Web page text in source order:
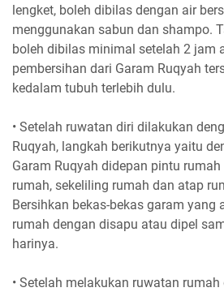
lengket, boleh dibilas dengan air
menggunakan sabun dan shampo.
boleh dibilas minimal setelah 2 jam
pembersihan dari Garam Ruqyah
kedalam tubuh terlebih dulu.
• Setelah ruwatan diri dilakukan
Ruqyah, langkah berikutnya yaitu
Garam Ruqyah didepan pintu
rumah, sekeliling rumah dan atap
Bersihkan bekas-bekas garam yang
rumah dengan disapu atau dipel
harinya.
• Setelah melakukan ruwatan rumah